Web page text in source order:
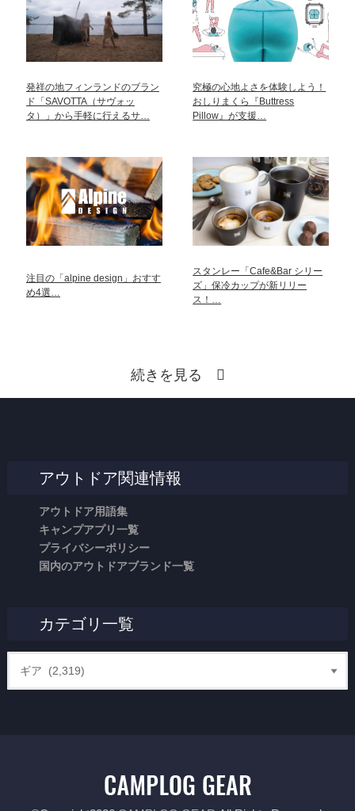
発祥の地フィンランドのブラン
ド「SAVOTTA（サヴォッ
タ）」から手軽に行えるサ…
究極の心地よさを体験しよう！
おしりまくら『Buttress
Pillow』が支援…
注目の「alpine design」おすす
め4選…
スタンレー「Cafe&Bar シリー
ズ」保冷カップが新リリー
ス！…
続きを見る
アウトドア関連情報
アウトドア用語集
キャンプアプリ一覧
プライバシーポリシー
国内のアウトドアブランド一覧
カテゴリ一覧